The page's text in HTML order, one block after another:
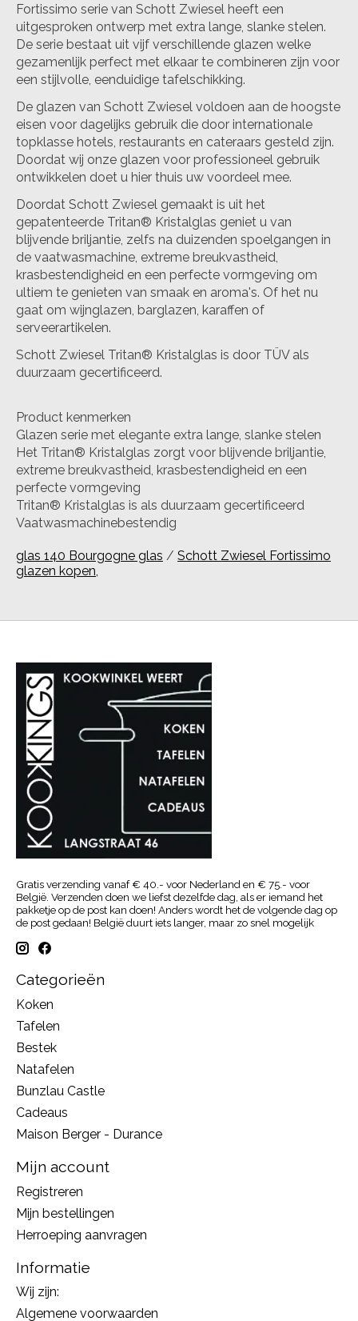
Fortissimo serie van Schott Zwiesel heeft een
uitgesproken ontwerp met extra lange, slanke stelen.
De serie bestaat uit vijf verschillende glazen welke
gezamenlijk perfect met elkaar te combineren zijn voor
een stijlvolle, eenduidige tafelschikking.
De glazen van Schott Zwiesel voldoen aan de hoogste
eisen voor dagelijks gebruik die door internationale
topklasse hotels, restaurants en cateraars gesteld zijn.
Doordat wij onze glazen voor professioneel gebruik
ontwikkelen doet u hier thuis uw voordeel mee.
Doordat Schott Zwiesel gemaakt is uit het
gepatenteerde Tritan® Kristalglas geniet u van
blijvende briljantie, zelfs na duizenden spoelgangen in
de vaatwasmachine, extreme breukvastheid,
krasbestendigheid en een perfecte vormgeving om
ultiem te genieten van smaak en aroma's. Of het nu
gaat om wijnglazen, barglazen, karaffen of
serveerartikelen.
Schott Zwiesel Tritan® Kristalglas is door TÜV als
duurzaam gecertificeerd.
Product kenmerken
Glazen serie met elegante extra lange, slanke stelen
Het Tritan® Kristalglas zorgt voor blijvende briljantie,
extreme breukvastheid, krasbestendigheid en een
perfecte vormgeving
Tritan® Kristalglas is als duurzaam gecertificeerd
Vaatwasmachinebestendig
glas 140 Bourgogne glas / Schott Zwiesel Fortissimo
glazen kopen,
Gratis verzending vanaf € 40.- voor Nederland en € 75.- voor
België. Verzenden doen we liefst dezelfde dag, als er iemand het
pakketje op de post kan doen! Anders wordt het de volgende dag op
de post gedaan! België duurt iets langer, maar zo snel mogelijk
Categorieën
Koken
Tafelen
Bestek
Natafelen
Bunzlau Castle
Cadeaus
Maison Berger - Durance
Mijn account
Registreren
Mijn bestellingen
Herroeping aanvragen
Informatie
Wij zijn:
Algemene voorwaarden